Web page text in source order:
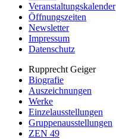
Veranstaltungskalender
Öffnungszeiten
Newsletter
Impressum
Datenschutz
Rupprecht Geiger
Biografie
Auszeichnungen
Werke
Einzelausstellungen
Gruppenausstellungen
ZEN 49